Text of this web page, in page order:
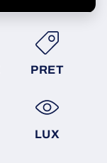
PRET
LUX